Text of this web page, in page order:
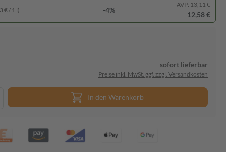
€ / 1 l) -4%
AVP: 13,11 €
12,58 €
sofort lieferbar
Preise inkl. MwSt. ggf. zzgl. Versandkosten
In den Warenkorb